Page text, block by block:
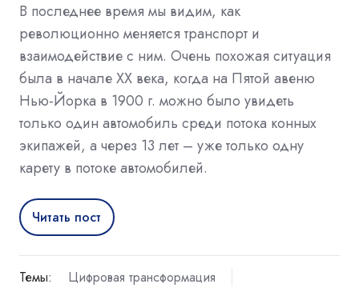
В последнее время мы видим, как
революционно меняется транспорт и
взаимодействие с ним. Очень похожая ситуация
была в начале XX века, когда на Пятой авеню
Нью-Йорка в 1900 г. можно было увидеть
только один автомобиль среди потока конных
экипажей, а через 13 лет – уже только одну
карету в потоке автомобилей.
Читать пост
Темы:
Цифровая трансформация